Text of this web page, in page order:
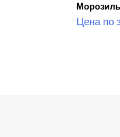
Цена по